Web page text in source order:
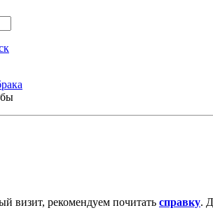
визит, рекомендуем почитать справку.